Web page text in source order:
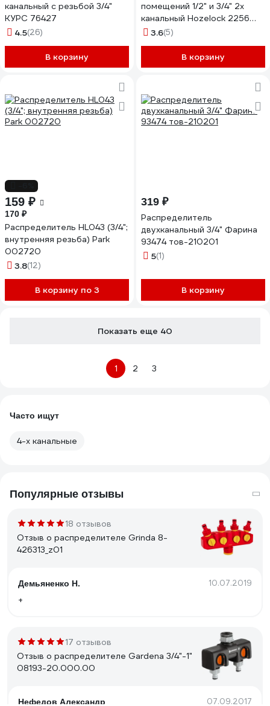
канальный с резьбой 3/4"
КУРС 76427
4.5(26)
В корзину
помещений 1/2" и 3/4" 2х
канальный Hozelock 2256
3600
3.6(5)
В корзину
159 ₽
170 ₽
Распределитель HL043 (3/4";
внутренняя резьба) Park
002720
3.8(12)
В корзину по 3
319 ₽
Распределитель
двухканальный 3/4" Фарина
93474 тов-210201
5(1)
В корзину
Показать еще 40
1 2 3
Часто ищут
4-х канальные
Популярные отзывы
18 отзывов
Отзыв о распределителе Grinda 8-
426313_z01
Демьяненко Н. 10.07.2019
+
17 отзывов
Отзыв о распределителе Gardena 3/4"-1"
08193-20.000.00
Нефедов Александр 07.09.2017